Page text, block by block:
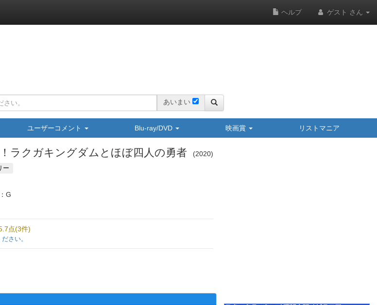
ヘルプ ゲスト さん
あいまい
ユーザーコメント Blu-ray/DVD 映画賞 リストマニア
ラクガキングダムとほぼ四人の勇者 2020
ー
G
点(3件)
さい。